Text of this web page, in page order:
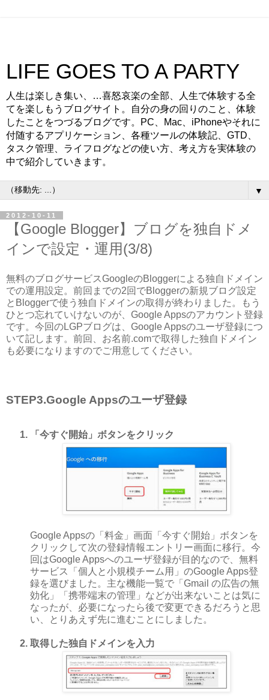
LIFE GOES TO A PARTY
人生は楽しき集い、…喜怒哀楽の全部、人生で体験する全
てを楽しもうブログサイト。自分の身の回りのこと、体験
したことをつづるブログです。PC、Mac、iPhoneやそれに
付随するアプリケーション、各種ツールの体験記、GTD、
タスク管理、ライフログなどの使い方、考え方を実体験の
中で紹介していきます。
▼
2012-10-11
【Google Blogger】ブログを独自ドメ
インで設定・運用(3/8)
無料のブログサービスGoogleのBloggerによる独自ドメイン
での運用設定。前回までの2回でBloggerの新規ブログ設定
とBloggerで使う独自ドメインの取得が終わりました。もう
ひとつ忘れていけないのが、Google Appsのアカウント登録
です。今回のLGPブログは、Google Appsのユーザ登録につ
いて記します。前回、お名前.comで取得した独自ドメイン
も必要になりますのでご用意してください。
STEP3.Google Appsのユーザ登録
「今すぐ開始」ボタンをクリック
Google Appsの「料金」画面「今すぐ開始」ボタンを
クリックして次の登録情報エントリー画面に移行。今
回はGoogle Appsへのユーザ登録が目的なので、無料
サービス「個人と小規模チーム用」のGoogle Apps登
録を選びました。主な機能一覧で「Gmail の広告の無
効化」「携帯端末の管理」などが出来ないことは気に
なったが、必要になったら後で変更できるだろうと思
い、とりあえず先に進むことにしました。
取得した独自ドメインを入力